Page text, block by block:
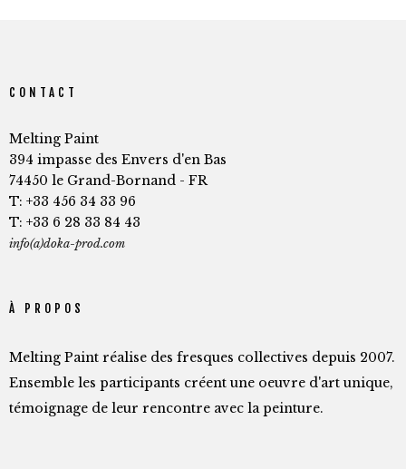
CONTACT
Melting Paint
394 impasse des Envers d'en Bas
74450 le Grand-Bornand - FR
T: +33 456 34 33 96
T: +33 6 28 33 84 43
info(a)doka-prod.com
À PROPOS
Melting Paint réalise des fresques collectives depuis 2007.
Ensemble les participants créent une oeuvre d'art unique,
témoignage de leur rencontre avec la peinture.